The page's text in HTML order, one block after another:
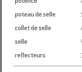
poteau de selle
collet de selle
selle
reflecteurs